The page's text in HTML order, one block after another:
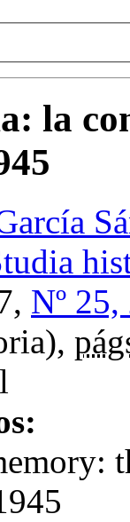
: la
Nº